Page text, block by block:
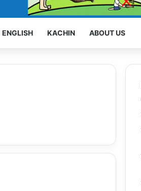
ENGLISH KACHIN ABOUT US